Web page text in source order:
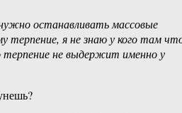
останавливать массовые
терпение, я не знаю у кого там
не выдержит именно у